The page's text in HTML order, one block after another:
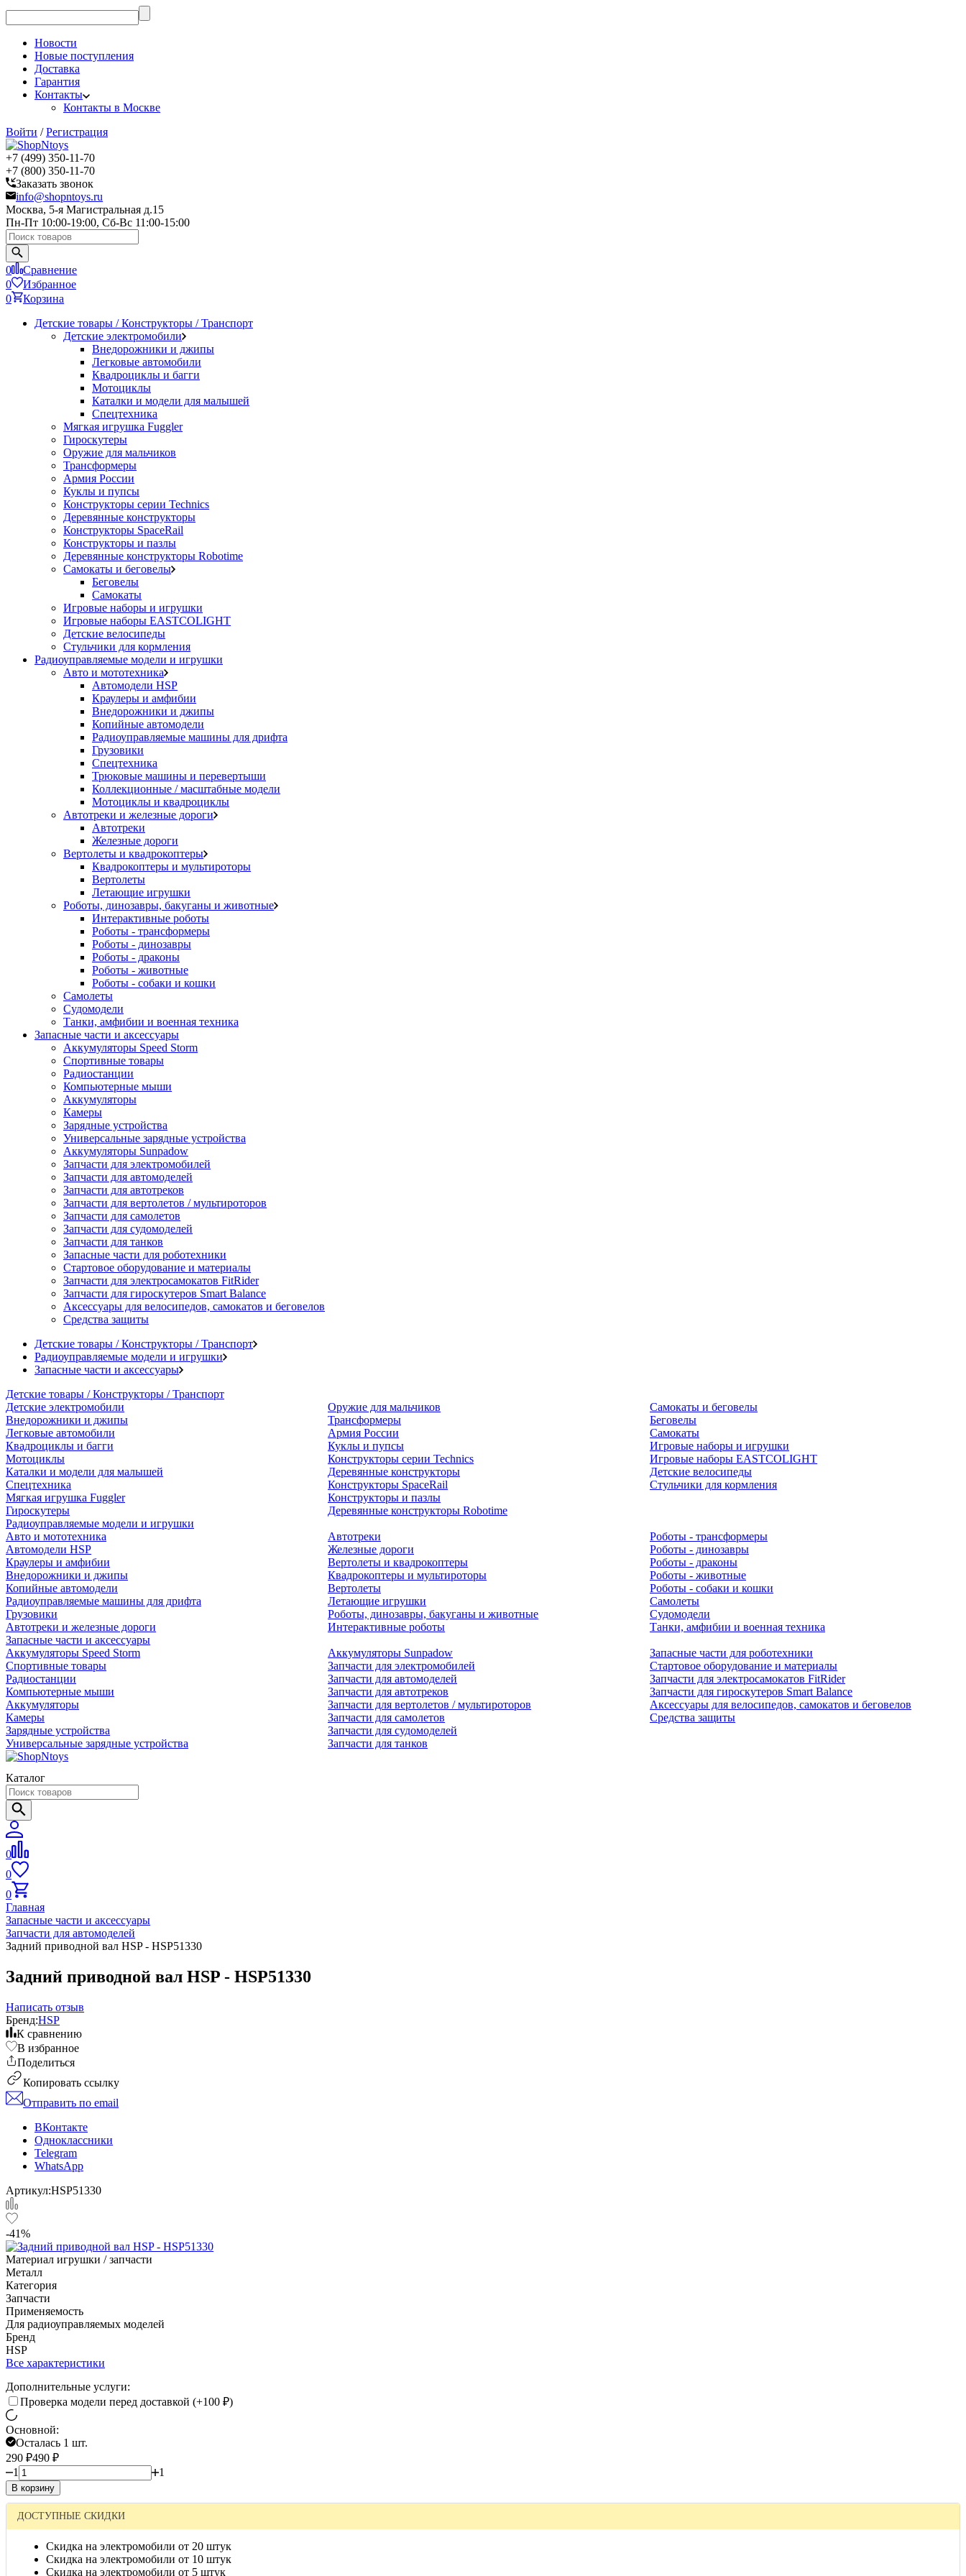
Новости
Новые поступления
Доставка
Гарантия
Контакты
Контакты в Москве
Войти /Регистрация
+7 (499) 350-11-70
+7 (800) 350-11-70
Заказать звонок
info@shopntoys.ru
Москва, 5-я Магистральная д.15
Пн-Пт 10:00-19:00, Сб-Вс 11:00-15:00
0
Сравнение
0
Избранное
0
Корзина
Детские товары / Конструкторы / Транспорт
Детские электромобили
Внедорожники и джипы
Легковые автомобили
Квадроциклы и багги
Мотоциклы
Каталки и модели для малышей
Спецтехника
Мягкая игрушка Fuggler
Гироскутеры
Оружие для мальчиков
Трансформеры
Армия России
Куклы и пупсы
Конструкторы серии Technics
Деревянные конструкторы
Конструкторы SpaceRail
Конструкторы и пазлы
Деревянные конструкторы Robotime
Самокаты и беговелы
Беговелы
Самокаты
Игровые наборы и игрушки
Игровые наборы EASTCOLIGHT
Детские велосипеды
Стульчики для кормления
Радиоуправляемые модели и игрушки
Авто и мототехника
Автомодели HSP
Краулеры и амфибии
Внедорожники и джипы
Копийные автомодели
Радиоуправляемые машины для дрифта
Грузовики
Спецтехника
Трюковые машины и перевертыши
Коллекционные / масштабные модели
Мотоциклы и квадроциклы
Автотреки и железные дороги
Автотреки
Железные дороги
Вертолеты и квадрокоптеры
Квадрокоптеры и мультироторы
Вертолеты
Летающие игрушки
Роботы, динозавры, бакуганы и животные
Интерактивные роботы
Роботы - трансформеры
Роботы - динозавры
Роботы - драконы
Роботы - животные
Роботы - собаки и кошки
Самолеты
Судомодели
Танки, амфибии и военная техника
Запасные части и аксессуары
Аккумуляторы Speed Storm
Спортивные товары
Радиостанции
Компьютерные мыши
Аккумуляторы
Камеры
Зарядные устройства
Универсальные зарядные устройства
Аккумуляторы Sunpadow
Запчасти для электромобилей
Запчасти для автомоделей
Запчасти для автотреков
Запчасти для вертолетов / мультироторов
Запчасти для самолетов
Запчасти для судомоделей
Запчасти для танков
Запасные части для роботехники
Стартовое оборудование и материалы
Запчасти для электросамокатов FitRider
Запчасти для гироскутеров Smart Balance
Аксессуары для велосипедов, самокатов и беговелов
Средства защиты
Детские товары / Конструкторы / Транспорт
Радиоуправляемые модели и игрушки
Запасные части и аксессуары
Детские товары / Конструкторы / Транспорт
Детские электромобили
Внедорожники и джипы
Легковые автомобили
Квадроциклы и багги
Мотоциклы
Каталки и модели для малышей
Спецтехника
Мягкая игрушка Fuggler
Гироскутеры
Оружие для мальчиков
Трансформеры
Армия России
Куклы и пупсы
Конструкторы серии Technics
Деревянные конструкторы
Конструкторы SpaceRail
Конструкторы и пазлы
Деревянные конструкторы Robotime
Самокаты и беговелы
Беговелы
Самокаты
Игровые наборы и игрушки
Игровые наборы EASTCOLIGHT
Детские велосипеды
Стульчики для кормления
Радиоуправляемые модели и игрушки
Авто и мототехника
Автомодели HSP
Краулеры и амфибии
Внедорожники и джипы
Копийные автомодели
Радиоуправляемые машины для дрифта
Грузовики
Автотреки и железные дороги
Автотреки
Железные дороги
Вертолеты и квадрокоптеры
Квадрокоптеры и мультироторы
Вертолеты
Летающие игрушки
Роботы, динозавры, бакуганы и животные
Интерактивные роботы
Роботы - трансформеры
Роботы - динозавры
Роботы - драконы
Роботы - животные
Роботы - собаки и кошки
Самолеты
Судомодели
Танки, амфибии и военная техника
Запасные части и аксессуары
Аккумуляторы Speed Storm
Спортивные товары
Радиостанции
Компьютерные мыши
Аккумуляторы
Камеры
Зарядные устройства
Универсальные зарядные устройства
Аккумуляторы Sunpadow
Запчасти для электромобилей
Запчасти для автомоделей
Запчасти для автотреков
Запчасти для вертолетов / мультироторов
Запчасти для самолетов
Запчасти для судомоделей
Запчасти для танков
Запасные части для роботехники
Стартовое оборудование и материалы
Запчасти для электросамокатов FitRider
Запчасти для гироскутеров Smart Balance
Аксессуары для велосипедов, самокатов и беговелов
Средства защиты
Каталог
0
0
0
Главная
Запасные части и аксессуары
Запчасти для автомоделей
Задний приводной вал HSP - HSP51330
Задний приводной вал HSP - HSP51330
Написать отзыв
Бренд:HSP
К сравнению
В избранное
Поделиться
Копировать ссылку
Отправить по email
ВКонтакте
Одноклассники
Telegram
WhatsApp
Артикул:HSP51330
-41%
Материал игрушки / запчасти
Металл
Категория
Запчасти
Применяемость
Для радиоуправляемых моделей
Бренд
HSP
Все характеристики
Дополнительные услуги:
Проверка модели перед доставкой (+100 ₽)
Основной:
Осталась 1 шт.
290 ₽490 ₽
1
1
В корзину
ДОСТУПНЫЕ СКИДКИ
Скидка на электромобили от 20 штук
Скидка на электромобили от 10 штук
Скидка на электромобили от 5 штук